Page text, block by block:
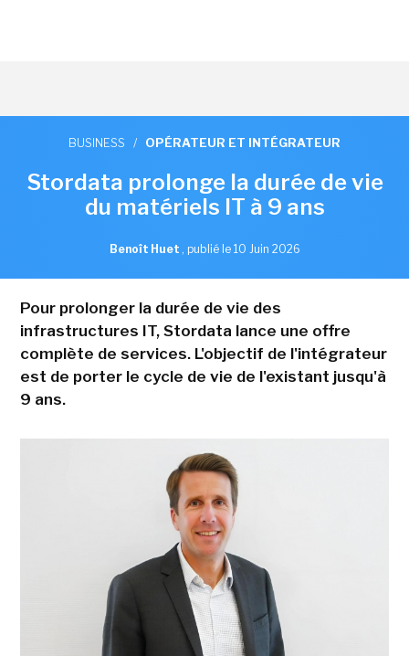
BUSINESS / OPÉRATEUR ET INTÉGRATEUR
Stordata prolonge la durée de vie
du matériels IT à 9 ans
Benoît Huet , publié le 10 Juin 2026
Pour prolonger la durée de vie des
infrastructures IT, Stordata lance une offre
complète de services. L'objectif de l'intégrateur
est de porter le cycle de vie de l'existant jusqu'à
9 ans.